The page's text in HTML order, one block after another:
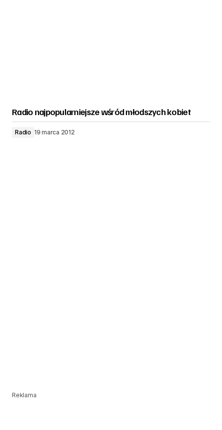
Radio najpopularniejsze wśród młodszych kobiet
Radio 19 marca 2012
Reklama